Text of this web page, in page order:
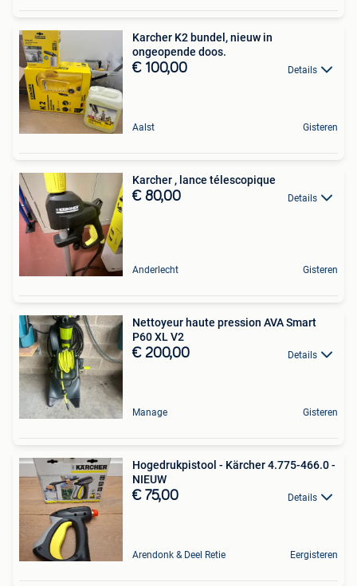
Karcher K2 bundel, nieuw in
ongeopende doos.
€ 100,00 Details
Aalst Gisteren
Karcher , lance télescopique
€ 80,00 Details
Anderlecht Gisteren
Nettoyeur haute pression AVA Smart
P60 XL V2
€ 200,00 Details
Manage Gisteren
Hogedrukpistool - Kärcher 4.775-466.0 -
NIEUW
€ 75,00 Details
Arendonk & Deel Retie Eergisteren